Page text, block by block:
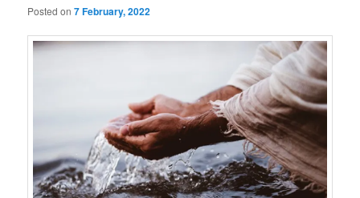
Posted on7 February, 2022